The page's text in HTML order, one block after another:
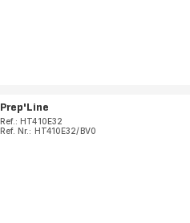
Prep'Line
Ref.: HT410E32
Ref. Nr.: HT410E32/BV0